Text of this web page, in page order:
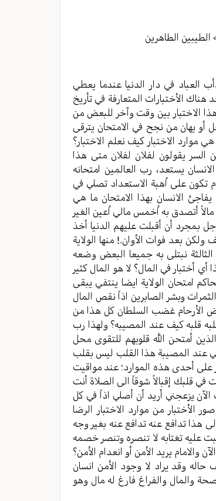
الطاهرین
العباد في دار الدنیا عندما یعطي
الأختبارات المتعارفة في تأريخ
الاختبار بین وقت وآخر للبعض من
أو یهان من نجح في الامتحان یترقی
الاختبار کیف نعلم الاختبار؟
یقولون لفلان لفلان متی هذا
یستعد، رب العالمین امتحانه
تکون علی اُهبة الاستعداد تصلي في
الانسان بهذا الامتحان ما هي
مالاً أتصدق به اُخمس مالي اُعین الغیر
بمجرد أن أقبلت علیهم الدنیا أخذ
بعد فوات الأوان.! منها الولایة
نبتلی به جمیعا البعض وضعه
أختبار في المال؟ لا هو المال کثیر
امتحان الولایة ایضا ینتفي یبقی
وبشر الصابرین اذاً نقص المال
الأرحام غضب السلطان کل هذا من
قلبه کیف عند المصیبه؟ ولهذا رب
أمتحن الله قلوبهم للتقوی محل
عند المصیبة هذا القلب لیس بقلب
علی أحدی هذه الموارد؛ عند مواقیت
قلبك إقبالاً شوقاً الی الصلاة أنت
یزعجني أرید أن أصلي اذاً في کل
الأختبار من موارد الاختبار الرضا
هذا تدافع عنه تدافع عنه بغیر وجه
علیه تغتابه لا تنصره وتنصر خصمه
والامام یرید الأمن أو انعدام الأمن؟
حاله وقد یراد لا وجود الأمن انسان
والمال والفراغ فارغ له مال وهو